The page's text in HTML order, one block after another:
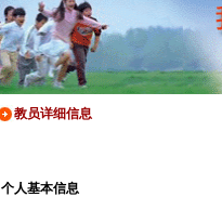
教员详细信息
个人基本信息